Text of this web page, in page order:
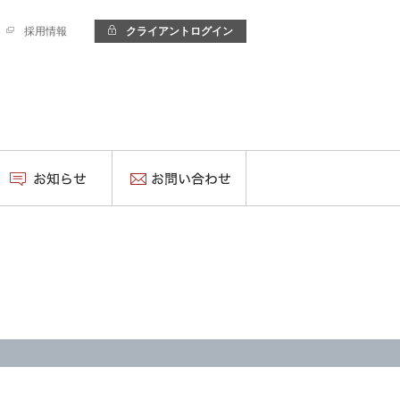
採用情報 クライアントログイン